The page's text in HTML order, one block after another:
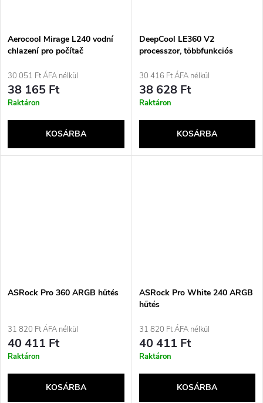
Aerocool Mirage L240 vodní
chlazení pro počítač
30 051 Ft ÁFA nélkül
38 165 Ft
Raktáron
KOSÁRBA
DeepCool LE360 V2
processzor, többfunkciós
darab
30 416 Ft ÁFA nélkül
38 628 Ft
Raktáron
KOSÁRBA
ASRock Pro 360 ARGB hűtés
31 820 Ft ÁFA nélkül
40 411 Ft
Raktáron
KOSÁRBA
ASRock Pro White 240 ARGB
hűtés
31 820 Ft ÁFA nélkül
40 411 Ft
Raktáron
KOSÁRBA